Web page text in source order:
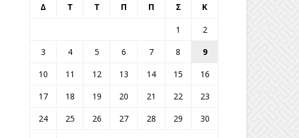
Δ Τ Τ Π Π Σ Κ
1
2
3
4 5 6 7 8
9
10
11 12 13 14 15
16
17
18 19 20 21 22
23
24
25 26 27 28 29
30